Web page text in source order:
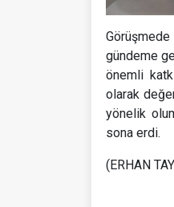
gündeme
önemli
olarak
yönelik
sona erdi.
(ERHAN